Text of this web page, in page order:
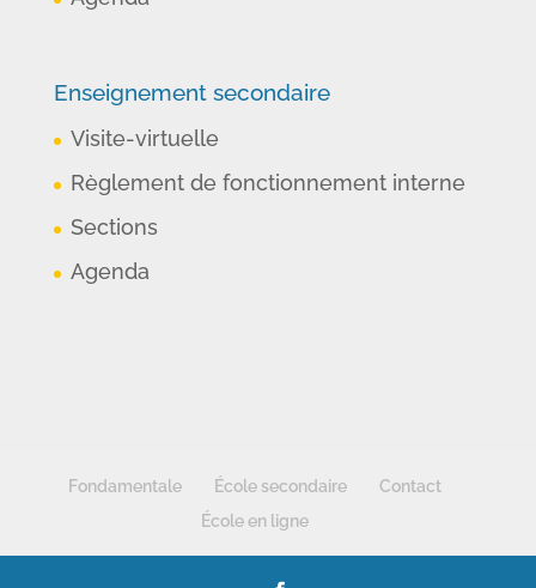
Enseignement secondaire
Visite-virtuelle
Règlement de fonctionnement interne
Sections
Agenda
Fondamentale École secondaire
Contact
École en ligne